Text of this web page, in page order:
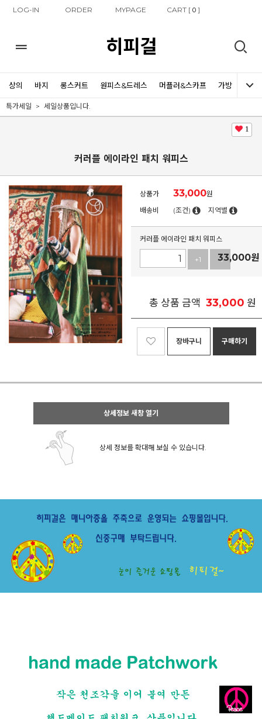
LOG-IN ORDER MYPAGE CART [0 ]
히피걸
상의 바지 롱스커트 원피스&드레스 머플러&스카프 가방 신발
특가세일 세일상품입니다.
1
커러플 에이라인 패치 워피스
상품가 33,000원
배송비
(조건) 지역별
커러플 에이라인 패치 워피스
+1 -1
33,000원
총 상품 금액 33,000 원
장바구니 구매하기
상세정보 새창 열기
상세 정보를 확대해 보실 수 있습니다.